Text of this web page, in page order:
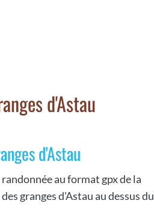
d'Astau
d'Astau
au format gpx de la
granges d'Astau au dessus du